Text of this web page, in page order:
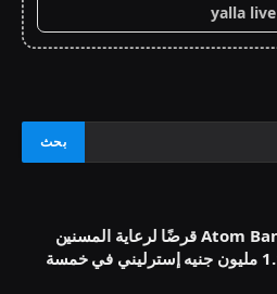
yalla live
يقدم Atom Bank قرضًا لرعاية المسنين
بقيمة 1.1 مليون جنيه إسترليني في خمسة